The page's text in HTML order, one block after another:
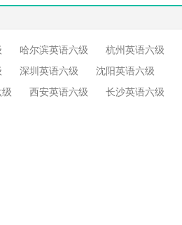
哈尔滨英语六级
杭州英语六级
深圳英语六级
沈阳英语六级
西安英语六级
长沙英语六级